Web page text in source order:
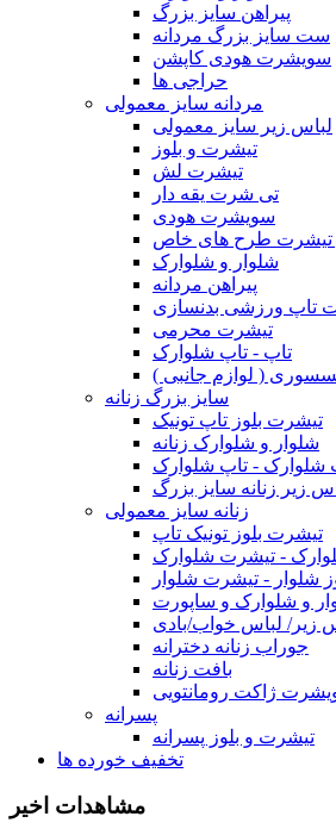
پیراهن سایز بزرگ
ست سایز بزرگ مردانه
سویشرت هودی کاپشن
حراجی ها
مردانه سایز معمولی
لباس زیر سایز معمولی
تیشرت و بلوز
تیشرت لش
تی شرت یقه دار
سویشرت هودی
تیشرت طرح های خاص
شلوار و شلوارک
پیراهن مردانه
تاپ ورزشی بدنسازی
تیشرت محرمی
تاپ - تاپ شلوارک
( لوازم جانبی )
سایز بزرگ زنانه
تیشرت بلوز تاپ تونیک
شلوار و شلوارک زنانه
شلوارک - تاپ شلوارک
زیر زنانه سایز بزرگ
زنانه سایز معمولی
تیشرت بلوز تونیک تاپ
- تیشرت شلوارک
شلوار - تیشرت شلوار
و شلوارک و ساپورت
زیر/ لباس خواب/بادی
جوراب زنانه دخترانه
بافت زنانه
ژاکت رومانتویی
پسرانه
تیشرت و بلوز پسرانه
تخفیف خورده ها
مشاهدات اخیر